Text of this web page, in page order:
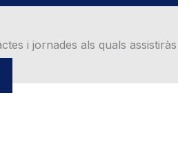
i jornades als quals assistiràs